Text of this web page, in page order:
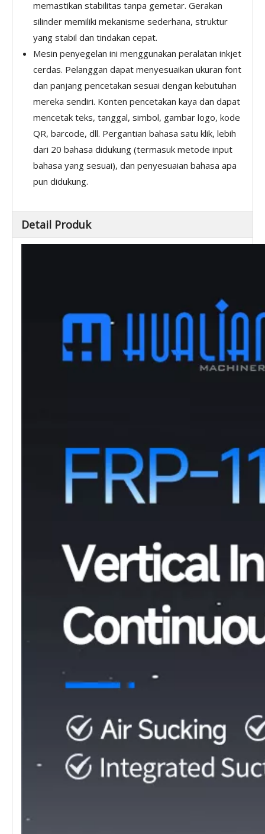
memastikan stabilitas tanpa gemetar. Gerakan
silinder memiliki mekanisme sederhana, struktur
yang stabil dan tindakan cepat.
Mesin penyegelan ini menggunakan peralatan inkjet
cerdas. Pelanggan dapat menyesuaikan ukuran font
dan panjang pencetakan sesuai dengan kebutuhan
mereka sendiri. Konten pencetakan kaya dan dapat
mencetak teks, tanggal, simbol, gambar logo, kode
QR, barcode, dll. Pergantian bahasa satu klik, lebih
dari 20 bahasa didukung (termasuk metode input
bahasa yang sesuai), dan penyesuaian bahasa apa
pun didukung.
Detail Produk